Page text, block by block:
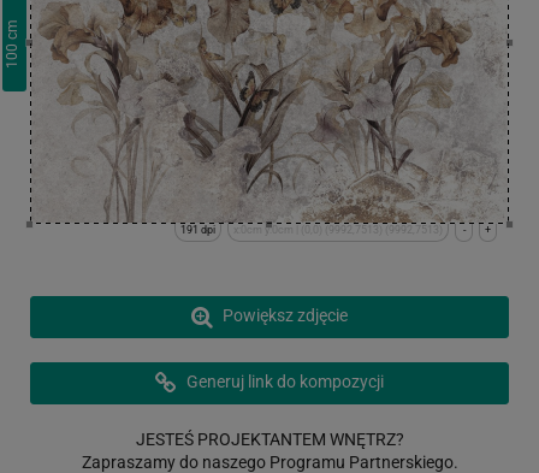
100
cm
+
-
x:0cm y:0cm | (0,0) (9992,7513) (9992,7513)
191 dpi
Powiększ zdjęcie
Generuj link do kompozycji
JESTEŚ PROJEKTANTEM WNĘTRZ?
Zapraszamy do naszego Programu Partnerskiego.